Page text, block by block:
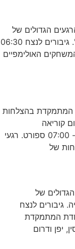
סיכום הרגעים הגדולים של
המשחקים האולימפיים ב-2008 בסין, חלק א'. גיבורים לנצח 06:30
המשחקים האולימפיים
תכנית מיוחדת המתמקדת בהצלחות
קוריאה
באולימפיאדות השונות. גיבורים לנצח 06:30 - 07:00 ספורט. רגעי
של
הרגעים הגדולים של
שנערכה ב-2006 באיטליה. גיבורים לנצח
מיוחדת המתמקדת
יפן ודרום